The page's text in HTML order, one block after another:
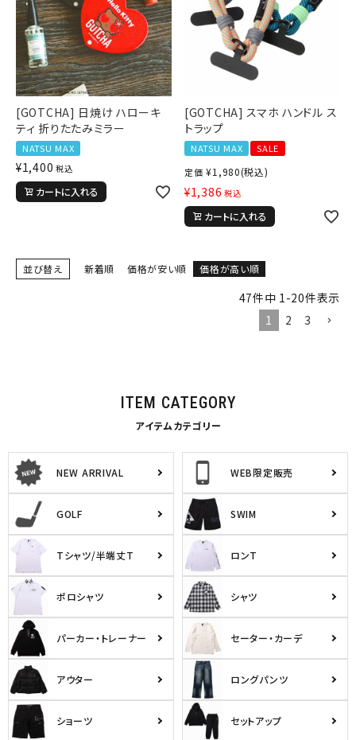
S
M
L
XL
XXL
XXXL
29inc
30inc
32inc
34inc
36inc
38inc
40inc
KIDS
カラー
絞り込んで検索する
[GOTCHA] 日焼け ハローキ
ティ 折りたたみミラー
NATSU MAX
¥1,400 税込
カートに入れる
[GOTCHA] スマホ ハンドル ス
トラップ
NATSU MAX
SALE
定価 ¥1,980(税込)
¥1,386 税込
カートに入れる
並び替え 新着順 価格が安い順 価格が高い順
47件中 1-20件表示
1
2 3
ITEM CATEGORY
アイテムカテゴリー
NEW ARRIVAL WEB限定販売
GOLF SWIM
Tシャツ/半端丈T ロンT
ポロシャツ シャツ
パーカー・トレーナー セーター・カーデ
アウター ロングパンツ
ショーツ セットアップ